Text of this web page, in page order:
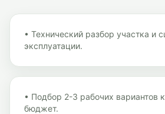
• Технический разбор участка и
эксплуатации.
• Подбор 2-3 рабочих вариантов
бюджет.